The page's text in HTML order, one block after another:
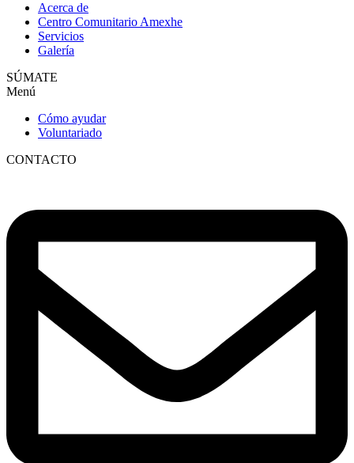
Acerca de
Centro Comunitario Amexhe
Servicios
Galería
SÚMATE
Menú
Cómo ayudar
Voluntariado
CONTACTO